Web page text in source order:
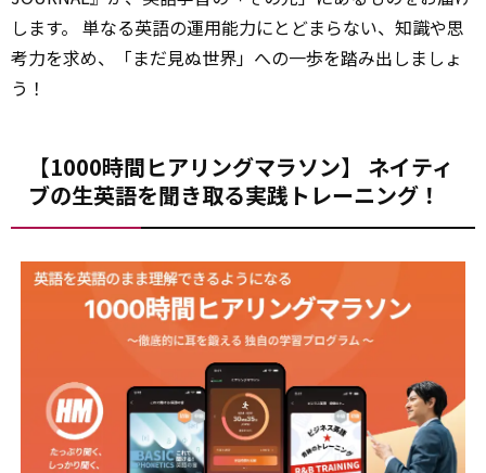
します。 単なる英語の運用能力にとどまらない、知識や思
考力を求め、「まだ見ぬ世界」への一歩を踏み出しましょ
う！
【1000時間ヒアリングマラソン】 ネイティ
ブの生英語を聞き取る実践トレーニング！